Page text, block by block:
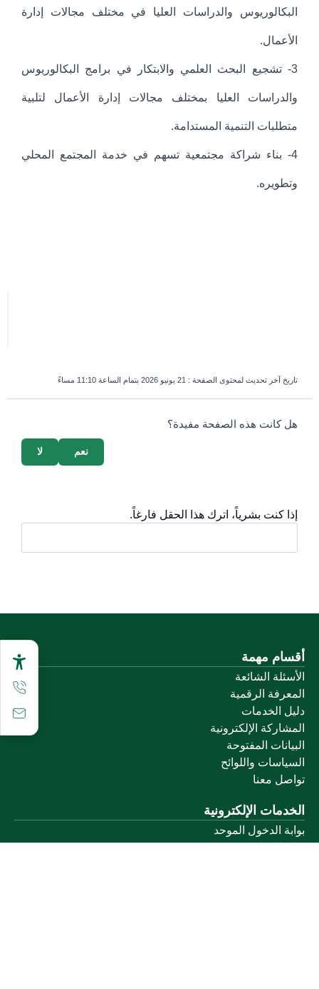
البكالوريوس والدراسات العليا في مختلف مجالات إدارة
الأعمال.
3- تشجيع البحث العلمي والابتكار في برامج البكالوريوس
والدراسات العليا بمختلف مجالات إدارة الأعمال لتلبية
متطلبات التنمية المستدامة.
4- بناء شراكة مجتمعية تسهم في خدمة المجتمع المحلي
وتطويره.
تاريخ آخر تحديث لمحتوى الصفحة : 21 يونيو 2026 بتمام الساعة 11:10 مساءً
survey_v2
هل كانت هذه الصفحة مفيدة؟
لا نعم
إذا كنت بشرياً، اترك هذا الحقل فارغاً.
أقسام مهمة
الأسئلة الشائعة
المعرفة الرقمية
دليل الخدمات
المشاركة الإلكترونية
البيانات المفتوحة
السياسات واللوائح
تواصل معنا
الخدمات الإلكترونية
بوابة الدخول الموحد